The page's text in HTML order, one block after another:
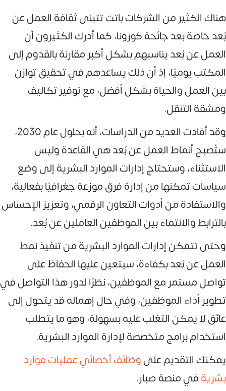
هناك الكثير من الشركات باتت تتبنى ثقافة العمل عن
بُعد خاصة بعد جائحة كورونا، كما أدرك الكثيرون أن
العمل عن بُعد يناسبهم بشكل أكبر مقارنة بالقدوم إلى
المكتب يوميًا، إذ أن ذلك يساعدهم في تحقيق توازن
بين العمل والحياة بشكل أفضل، مع توفير تكاليف
ومشقة التنقل.
وقد أفادت العديد من الدراسات، أنه بحلول عام 2030،
ستُصبح أنماط العمل عن بُعد هي القاعدة وليس
الاستثناء، وستحتاج إدارات الموارد البشرية إلى وضع
سياسات تمكنها من إدارة فرق موزعة جغرافيًا بفعالية،
والاستفادة من أدوات التعاون الرقمي، وتعزيز الإحساس
بالترابط والانتماء بين الموظفين العاملين عن بُعد.
وحتى تتمكن إدارات الموارد البشرية من تنفيذ نمط
العمل عن بُعد بكفاءة، سيتعين عليها الحفاظ على
تواصل مستمر مع الموظفين، نظرًا لدور هذا التواصل في
تطوير أداء الموظفين، وفي حال إهماله قد يتحول إلى
عائق لا يمكن التغلب عليه بسهولة، وهو ما يتطلب
استخدام برامج متخصصة لإدارة الموارد البشرية.
يمكنك التقديم علىوظائف أخصائي عمليات موارد
بشريةفي منصة صبار.